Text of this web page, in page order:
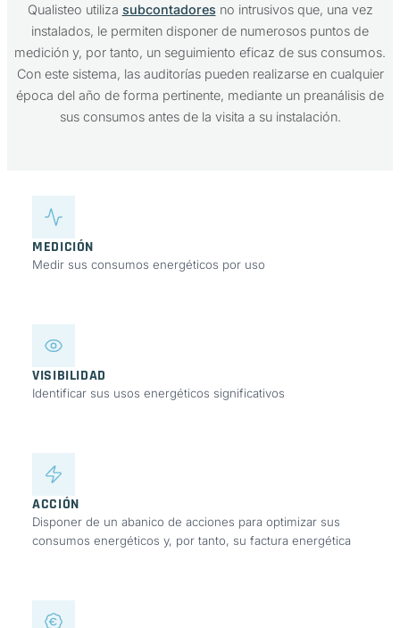
Qualisteo utiliza subcontadores no intrusivos que, una vez
instalados, le permiten disponer de numerosos puntos de
medición y, por tanto, un seguimiento eficaz de sus consumos.
Con este sistema, las auditorías pueden realizarse en cualquier
época del año de forma pertinente, mediante un preanálisis de
sus consumos antes de la visita a su instalación.
MEDICIÓN
Medir sus consumos energéticos por uso
VISIBILIDAD
Identificar sus usos energéticos significativos
ACCIÓN
Disponer de un abanico de acciones para optimizar sus
consumos energéticos y, por tanto, su factura energética